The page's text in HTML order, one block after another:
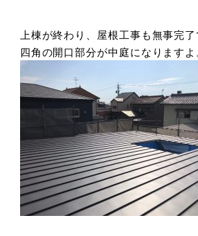
上棟が終わり、屋根工事も無事完了
四角の開口部分が中庭になりますよ